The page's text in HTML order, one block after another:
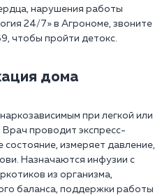
нарушения работы
24/7» в Агрономе, звоните
чтобы пройти детокс.
дома
при легкой или
Врач проводит экспресс-
измеряет давление,
Назначаются инфузии с
из организма,
баланса, поддержки работы